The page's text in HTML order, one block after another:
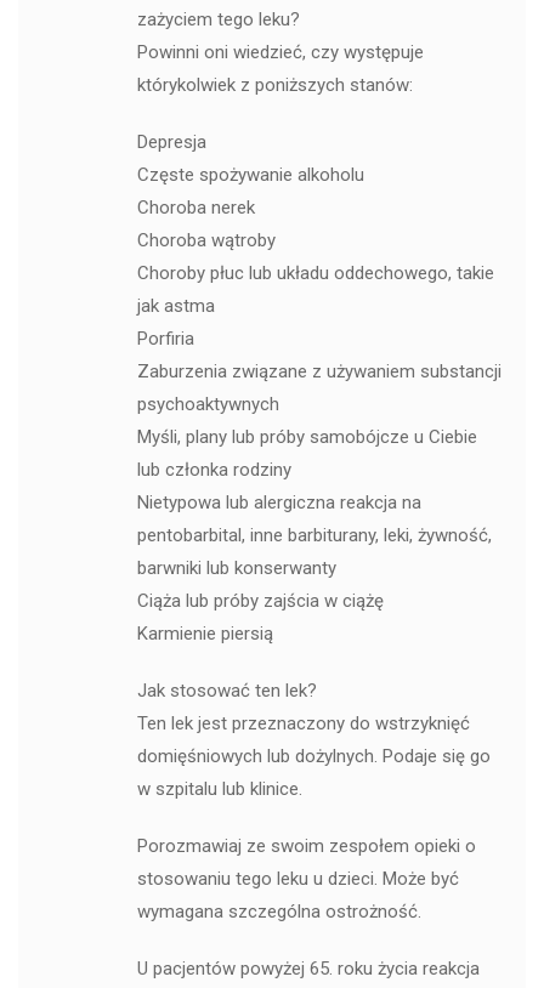
zażyciem tego leku?
Powinni oni wiedzieć, czy występuje
którykolwiek z poniższych stanów:
Depresja
Częste spożywanie alkoholu
Choroba nerek
Choroba wątroby
Choroby płuc lub układu oddechowego, takie
jak astma
Porfiria
Zaburzenia związane z używaniem substancji
psychoaktywnych
Myśli, plany lub próby samobójcze u Ciebie
lub członka rodziny
Nietypowa lub alergiczna reakcja na
pentobarbital, inne barbiturany, leki, żywność,
barwniki lub konserwanty
Ciąża lub próby zajścia w ciążę
Karmienie piersią
Jak stosować ten lek?
Ten lek jest przeznaczony do wstrzyknięć
domięśniowych lub dożylnych. Podaje się go
w szpitalu lub klinice.
Porozmawiaj ze swoim zespołem opieki o
stosowaniu tego leku u dzieci. Może być
wymagana szczególna ostrożność.
U pacjentów powyżej 65. roku życia reakcja